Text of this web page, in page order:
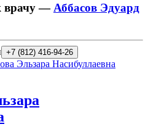
врачу — Аббасов Эдуард
+7 (812) 416-94-26